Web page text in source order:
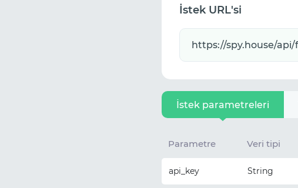
İstek URL'si
İstek parametreleri
Parametre Veri tipi
api_key String